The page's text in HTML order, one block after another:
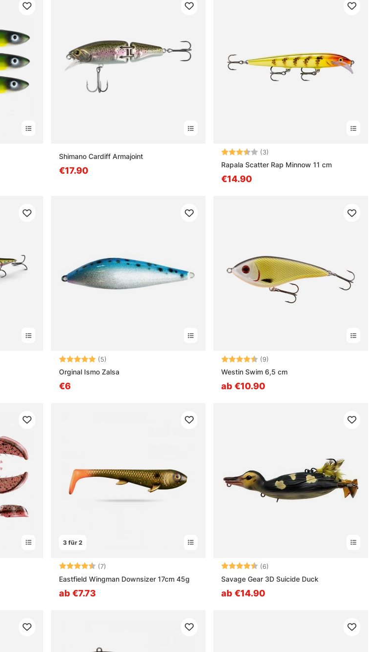
Shimano Cardiff Armajoint
€17.90
Bewertung: (3)
Rapala Scatter Rap Minnow 11 cm
€14.90
Bewertung:(5)
Orginal Ismo Zalsa
€6
Bewertung: (9)
Westin Swim 6,5 cm
ab €10.90
3 für 2
Bewertung:(7)
Eastfield Wingman Downsizer 17cm 45g
ab €7.73
Bewertung: (6)
Savage Gear 3D Suicide Duck
ab €14.90